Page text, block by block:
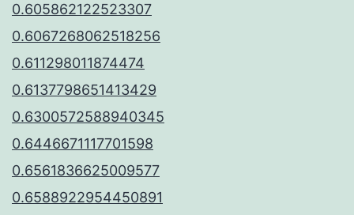
0.605862122523307
0.6067268062518256
0.611298011874474
0.6137798651413429
0.6300572588940345
0.6446671117701598
0.6561836625009577
0.6588922954450891